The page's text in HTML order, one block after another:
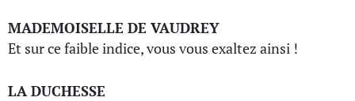
MADEMOISELLE DE VAUDREY
Et sur ce faible indice, vous vous exaltez ainsi !
LA DUCHESSE